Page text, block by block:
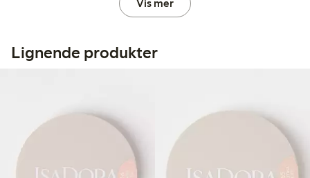
Vis mer
Lignende produkter